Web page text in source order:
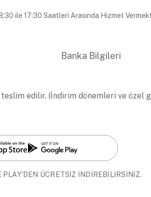
ile 17:30 Saatleri Arasında Hizmet
Banka Bilgileri
edilir. (İndirim dönemleri ve
PLAY'DEN ÜCRETSİZ İNDİREBİLİRSİNİZ.